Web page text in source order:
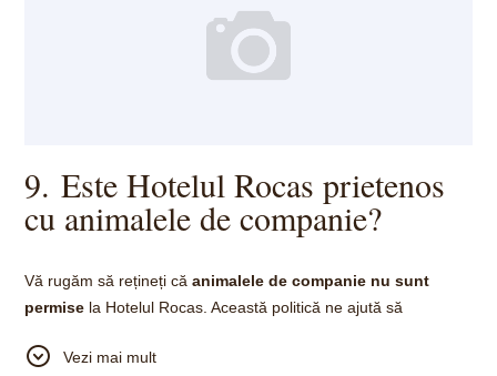
9. Este Hotelul Rocas prietenos
cu animalele de companie?
Vă rugăm să rețineți căanimalele de companie nu sunt
permise la Hotelul Rocas. Această politică ne ajută să
oaspeții noștri le apreciază și le așteaptă.
Vezi mai mult